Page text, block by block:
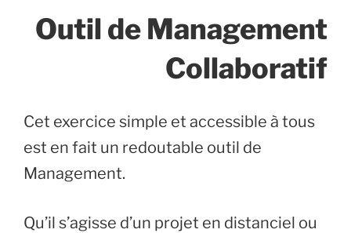
Outil de Management
Collaboratif
Cet exercice simple et accessible à tous
est en fait un redoutable outil de
Management.
Qu’il s’agisse d’un projet en distanciel ou